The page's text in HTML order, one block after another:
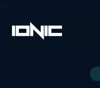
Contenido